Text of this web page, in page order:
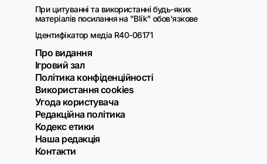
При цитуванні та використанні будь-яких
матеріалів посилання на "Blik" обов'язкове
Ідентифікатор медіа R40-06171
Про видання
Ігровий зал
Політика конфіденційності
Використання cookies
Угода користувача
Редакційна політика
Кодекс етики
Наша редакція
Контакти